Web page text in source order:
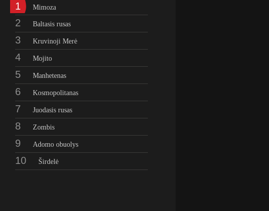
1 Mimoza
2 Baltasis rusas
3 Kruvinoji Merė
4 Mojito
5 Manhetenas
6 Kosmopolitanas
7 Juodasis rusas
8 Zombis
9 Adomo obuolys
10 Širdelė